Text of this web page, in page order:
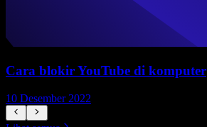
Cara blokir YouTube di komputer
10 Desember 2022